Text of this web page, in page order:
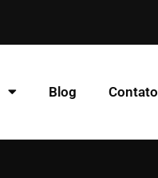
Blog Contato